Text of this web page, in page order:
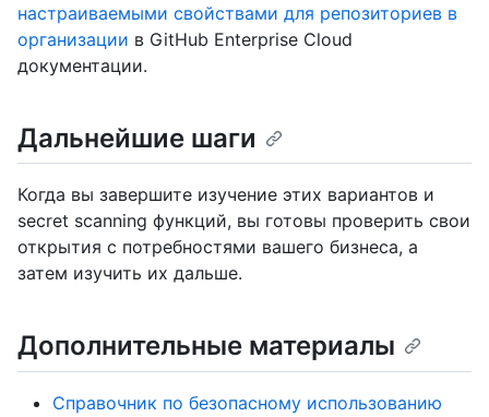
настраиваемыми свойствами для репозиториев в
организации в GitHub Enterprise Cloud
документации.
Дальнейшие шаги
Когда вы завершите изучение этих вариантов и
secret scanning функций, вы готовы проверить свои
открытия с потребностями вашего бизнеса, а
затем изучить их дальше.
Дополнительные материалы
Справочник по безопасному использованию